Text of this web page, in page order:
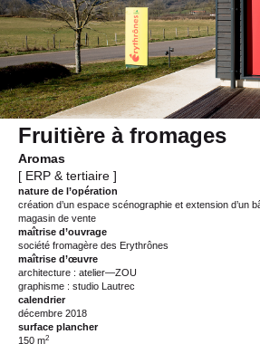
Fruitière à fromages
Aromas
[ ERP & tertiaire ]
nature de l’opération
création d’un espace scénographie et extension d’un
magasin de vente
maîtrise d’ouvrage
société fromagère des Erythrônes
maîtrise d’œuvre
architecture : atelier—ZOU
graphisme : studio Lautrec
calendrier
décembre 2018
surface plancher
150 m2